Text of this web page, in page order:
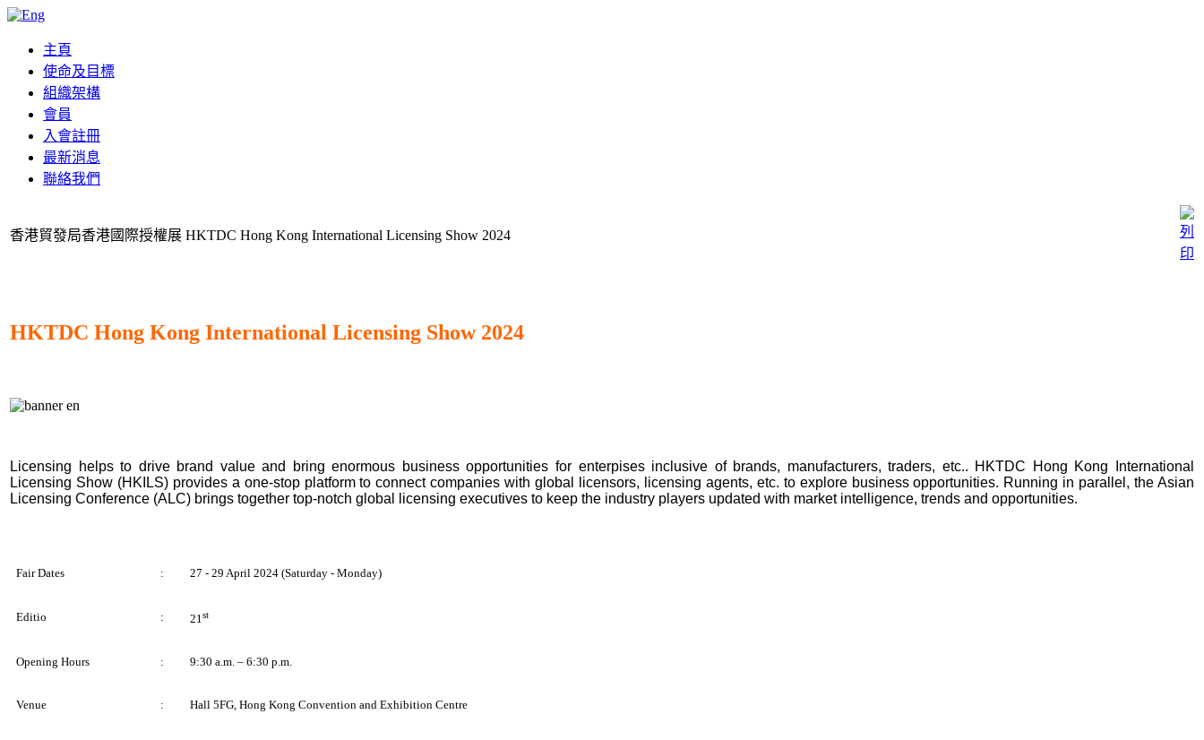
主頁
使命及目標
組織架構
會員
入會註冊
最新消息
聯絡我們
香港貿發局香港國際授權展 HKTDC Hong Kong International Licensing Show 2024
HKTDC Hong Kong International Licensing Show 2024
Licensing helps to drive brand value and bring enormous business opportunities for enterpises inclusive of brands, manufacturers, traders, etc.. HKTDC Hong Kong International
Licensing Show (HKILS) provides a one-stop platform to connect companies with global licensors,
licensing agents, etc. to explore business opportunities. Running in parallel, the Asian
Licensing Conference (ALC) brings together top-notch global licensing executives to keep the industry players updated with market intelligence, trends and opportunities.
Fair Dates : 27 - 29 April 2024 (Saturday - Monday)
Editio : 21st
Opening Hours : 9:30 a.m. – 6:30 p.m.
Venue : Hall 5FG, Hong Kong Convention and Exhibition Centre